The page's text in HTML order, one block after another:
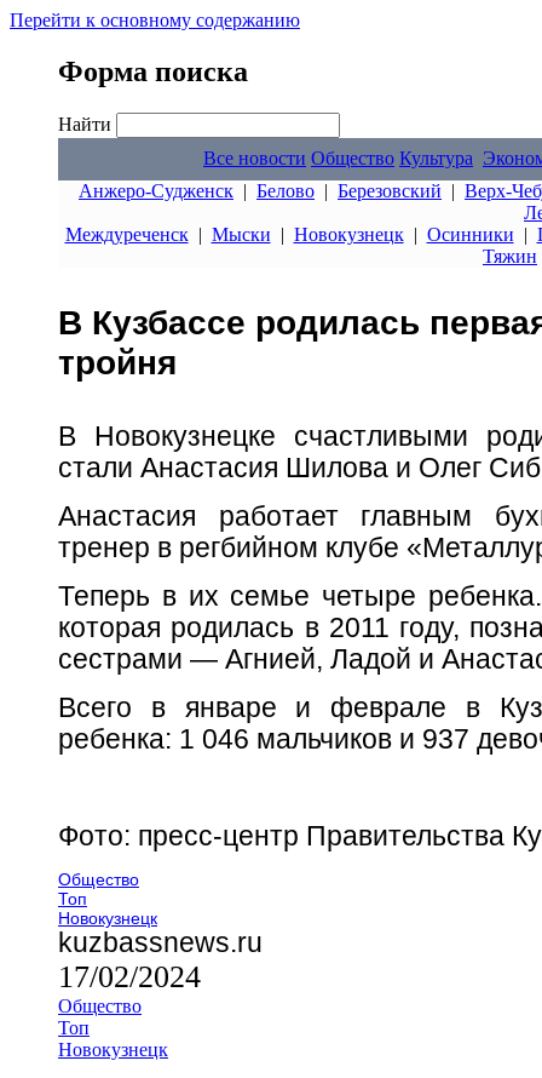
Перейти к основному содержанию
Форма поиска
Найти
Все новости Общество Культура
Анжеро-Судженск | Белово | Березовский | Верх-
Междуреченск| Мыски | Новокузнецк| Осинники |
Тяжин
В Кузбассе родилась
тройня
В Новокузнецке счастливыми
стали Анастасия Шилова и Олег
Анастасия работает главным
тренер в регбийном клубе
Теперь в их семье четыре
которая родилась в 2011 году,
сестрами — Агнией, Ладой и
Всего в январе и феврале в
ребенка: 1 046 мальчиков и 937
Фото: пресс-центр Правительства
Общество
Топ
Новокузнецк
kuzbassnews.ru
17/02/2024
Общество
Топ
Новокузнецк